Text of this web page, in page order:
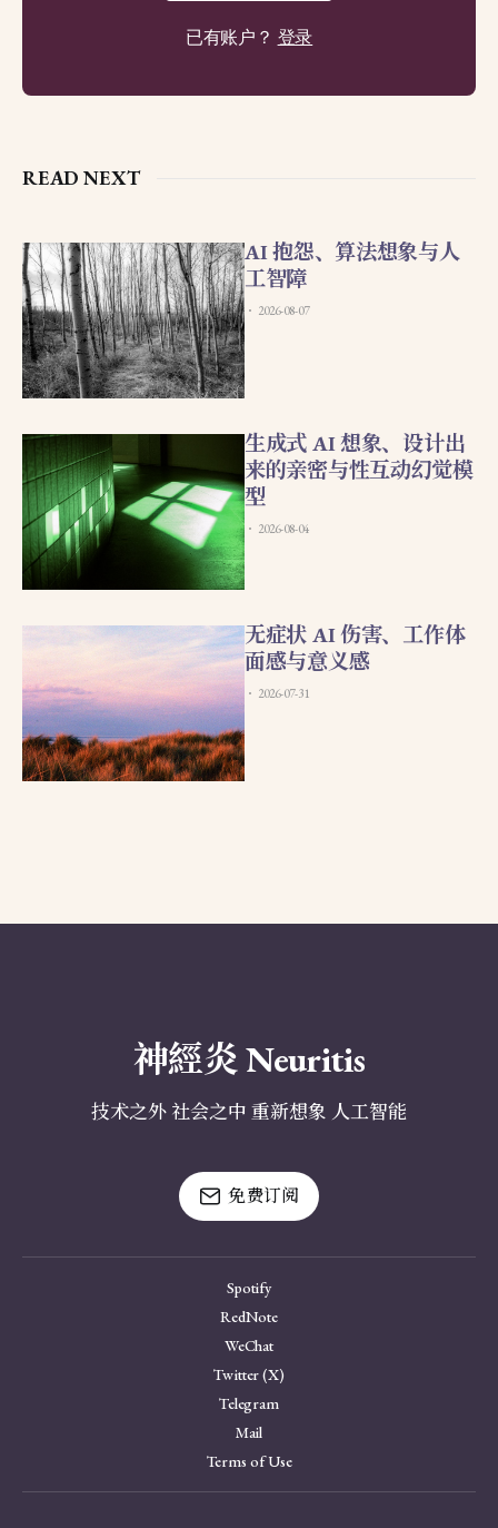
已有账户？ 登录
READ NEXT
AI 抱怨、算法想象与人
工智障
2026-08-07
生成式 AI 想象、设计出
来的亲密与性互动幻觉模
型
2026-08-04
无症状 AI 伤害、工作体
面感与意义感
2026-07-31
神經炎 Neuritis
技术之外 社会之中 重新想象 人工智能
免费订阅
Spotify
RedNote
WeChat
Twitter (X)
Telegram
Mail
Terms of Use